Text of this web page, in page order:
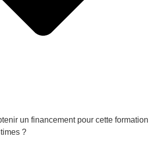
un financement pour cette formation
?